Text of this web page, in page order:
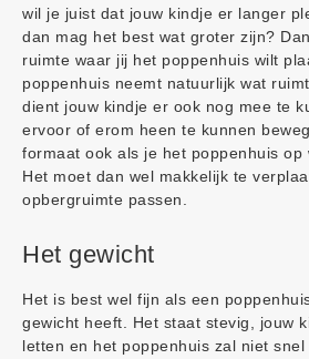
wil je juist dat jouw kindje er langer
dan mag het best wat groter zijn?
ruimte waar jij het poppenhuis wilt
poppenhuis neemt natuurlijk wat
dient jouw kindje er ook nog mee te
ervoor of erom heen te kunnen
formaat ook als je het poppenhuis op
Het moet dan wel makkelijk te
opbergruimte passen.
Het gewicht
Het is best wel fijn als een
gewicht heeft. Het staat stevig, jouw
letten en het poppenhuis zal niet